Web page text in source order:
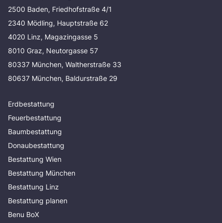
2500 Baden, Friedhofstraße 4/1
2340 Mödling, Hauptstraße 62
4020 Linz, Magazingasse 5
8010 Graz, Neutorgasse 57
80337 München, Waltherstraße 33
80637 München, Baldurstraße 29
Erdbestattung
Feuerbestattung
Baumbestattung
Donaubestattung
Bestattung Wien
Bestattung München
Bestattung Linz
Bestattung planen
Benu BoX